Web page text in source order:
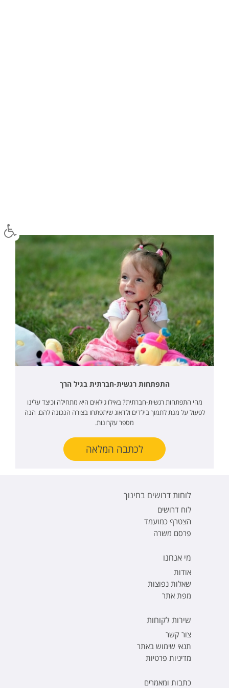
התפתחות רגשית-חברתית בגיל הרך
מהי התפתחות רגשית-חברתית? באילו גילאים היא מתחילה וכיצד עלינו
לפעול על מנת לתמוך בילדים ולדאוג שיתפתחו בצורה הנכונה להם. הנה
מספר עקרונות.
לכתבה המלאה
לוחות דרושים בחינוך
לוח דרושים
הצטרף כמועמד
פרסם משרה
מי אנחנו
אודות
שאלות נפוצות
מפת אתר
שירות לקוחות
צור קשר
תנאי שימוש באתר
מדיניות פרטיות
כתבות ומאמרים